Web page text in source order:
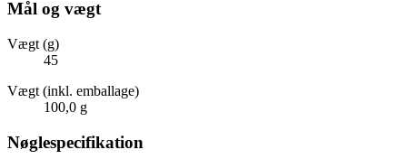
Mål og vægt
Vægt (g)
45
Vægt (inkl. emballage)
100,0 g
Nøglespecifikation